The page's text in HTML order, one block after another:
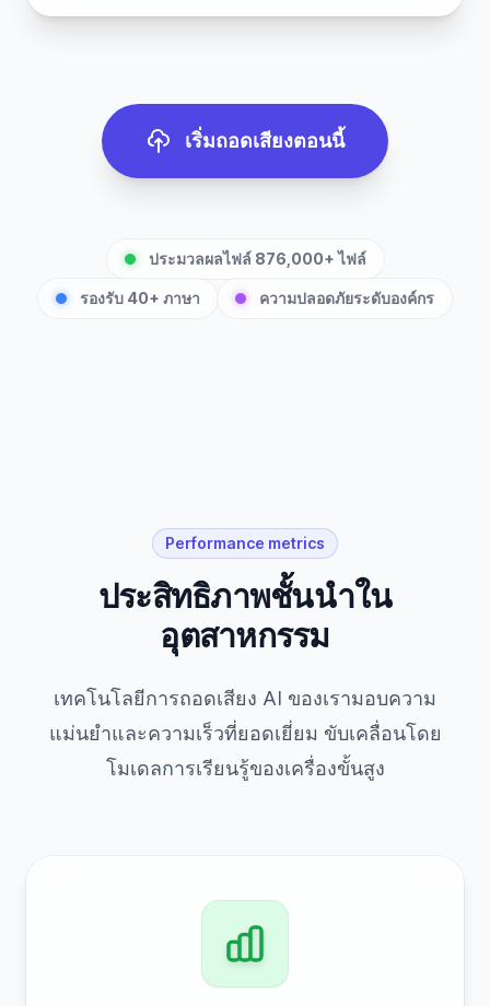
เริ่มถอดเสียงตอนนี้
ประมวลผลไฟล์ 876,000+ ไฟล์
รองรับ 40+ ภาษา ความปลอดภัยระดับองค์กร
Performance metrics
ประสิทธิภาพชั้นนำใน
อุตสาหกรรม
เทคโนโลยีการถอดเสียง AI ของเรามอบความ
แม่นยำและความเร็วที่ยอดเยี่ยม ขับเคลื่อนโดย
โมเดลการเรียนรู้ของเครื่องขั้นสูง